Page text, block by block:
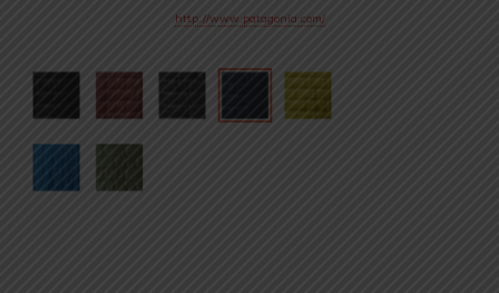
http://www.patagonia.com/